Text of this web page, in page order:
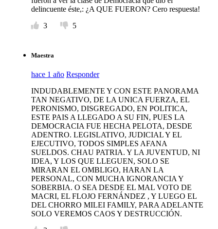
delincuente éste,: ¿A QUE FUERON? Cero respuesta!
3
5
Maestra
hace 1 año Responder
INDUDABLEMENTE Y CON ESTE PANORAMA
TAN NEGATIVO, DE LA UNICA FUERZA, EL
PERONISMO, DISGREGADO, EN POLITICA,
ESTE PAIS A LLEGADO A SU FIN, PUES LA
DEMOCRACIA FUE HECHA PELOTA, DESDE
ADENTRO. LEGISLATIVO, JUDICIAL Y EL
EJECUTIVO, TODOS SIMPLES AFANA
SUELDOS. CHAU PATRIA. Y LA JUVENTUD, NI
IDEA, Y LOS QUE LLEGUEN, SOLO SE
MIRARAN EL OMBLIGO, HARAN LA
PERSONAL, CON MUCHA IGNORANCIA Y
SOBERBIA. O SEA DESDE EL MAL VOTO DE
MACRI, EL FLOJO FERNÁNDEZ , Y LUEGO EL
DEL CHORRO MILEI FAMILY, PARA ADELANTE
SOLO VEREMOS CAOS Y DESTRUCCIÓN.